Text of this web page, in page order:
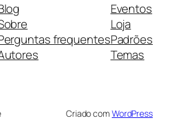
frequentes
Eventos
Loja
Padrões
Temas
Criado com WordPress